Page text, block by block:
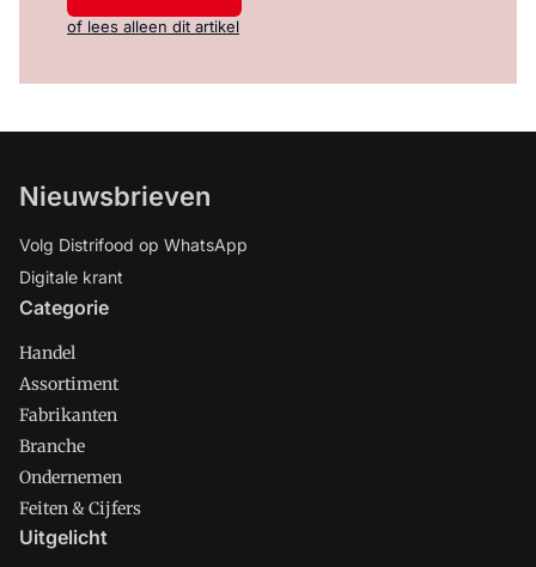
of lees alleen dit artikel
Nieuwsbrieven
Volg Distrifood op WhatsApp
Digitale krant
Categorie
Handel
Assortiment
Fabrikanten
Branche
Ondernemen
Feiten & Cijfers
Uitgelicht